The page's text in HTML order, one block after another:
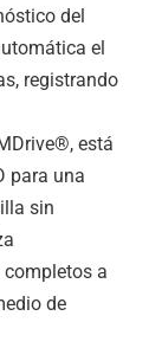
del
el
registrando
está
para una
sin
a
de